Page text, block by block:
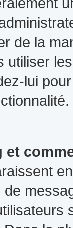
de la
utiliser
lui
et
de